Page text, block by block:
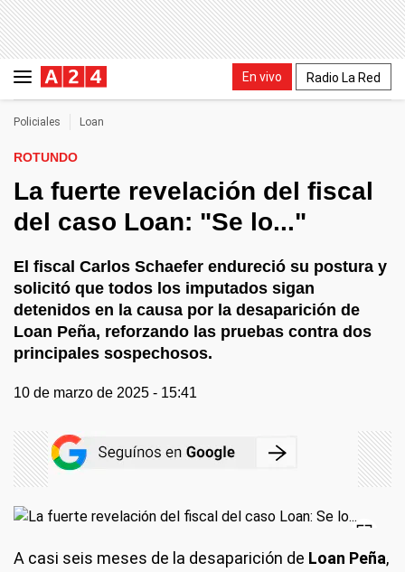
En vivo Radio La Red
Policiales Loan
ROTUNDO
La fuerte revelación del fiscal
del caso Loan: "Se lo..."
El fiscal Carlos Schaefer endureció su postura y
solicitó que todos los imputados sigan
detenidos en la causa por la desaparición de
Loan Peña, reforzando las pruebas contra dos
principales sospechosos.
10 de marzo de 2025 - 15:41
A casi seis meses de la desaparición de Loan Peña,